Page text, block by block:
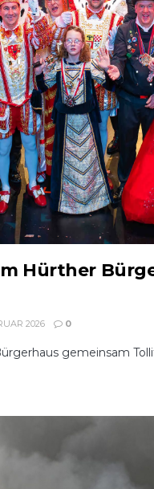
Hürther
2026 0
gemeinsam